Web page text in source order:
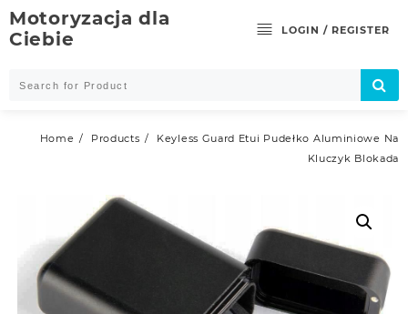
Skip
to
content
Motoryzacja dla
Ciebie
LOGIN / REGISTER
Home Products
Keyless Guard Etui Pudełko Aluminiowe Na
Kluczyk Blokada